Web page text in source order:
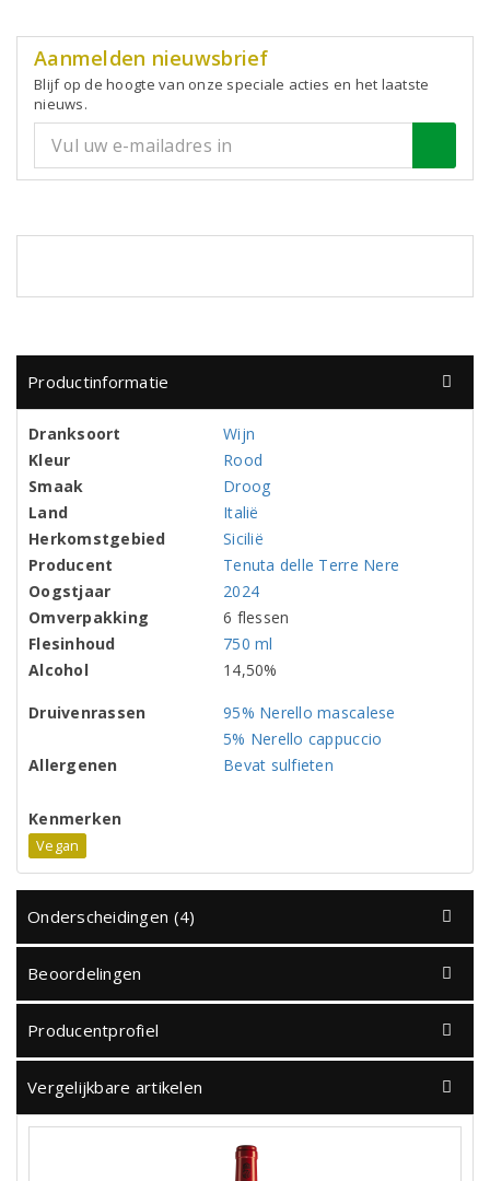
Aanmelden nieuwsbrief
Blijf op de hoogte van onze speciale acties en het laatste
nieuws.
Productinformatie
Dranksoort
Wijn
Kleur
Rood
Smaak
Droog
Land
Italië
Herkomstgebied
Sicilië
Producent
Tenuta delle Terre Nere
Oogstjaar
2024
Omverpakking
6 flessen
Flesinhoud
750 ml
Alcohol
14,50%
Druivenrassen
95% Nerello mascalese
5% Nerello cappuccio
Allergenen
Bevat sulfieten
Kenmerken
Vegan
Onderscheidingen (4)
Beoordelingen
Producentprofiel
Vergelijkbare artikelen